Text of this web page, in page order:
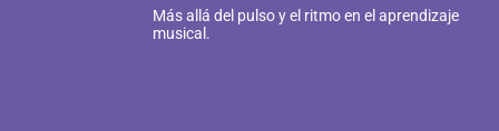
Más allá del pulso y el ritmo en el aprendizaje
musical.